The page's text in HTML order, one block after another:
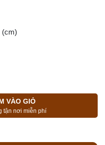
(cm)
VÀO GIỎ
tận nơi miễn phí